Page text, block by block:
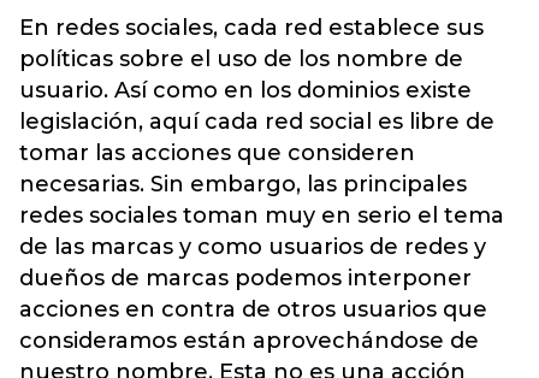
En redes sociales, cada red establece sus
políticas sobre el uso de los nombre de
usuario. Así como en los dominios existe
legislación, aquí cada red social es libre de
tomar las acciones que consideren
necesarias. Sin embargo, las principales
redes sociales toman muy en serio el tema
de las marcas y como usuarios de redes y
dueños de marcas podemos interponer
acciones en contra de otros usuarios que
consideramos están aprovechándose de
nuestro nombre. Esta no es una acción